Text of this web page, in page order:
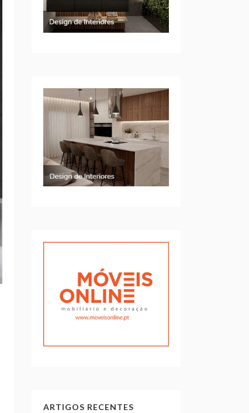
ARTIGOS RECENTES